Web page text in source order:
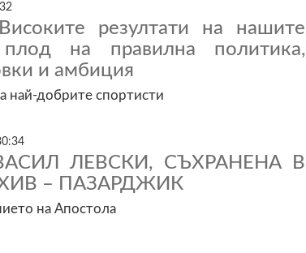
резултати на нашите
на правилна политика,
и амбиция
най-добрите спортисти
ЛЕВСКИ, СЪХРАНЕНА В
– ПАЗАРДЖИК
на Апостола